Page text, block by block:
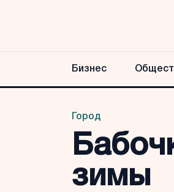
Бизнес
Город
зимы